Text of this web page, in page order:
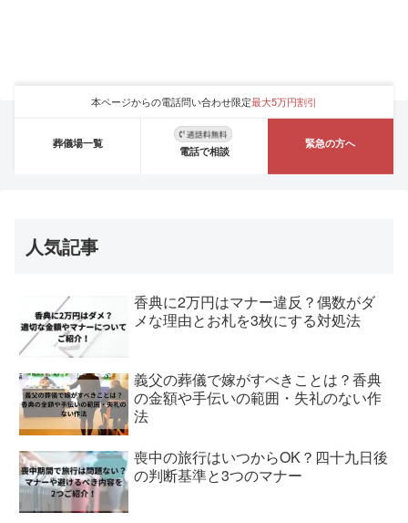
本ページからの電話問い合わせ限定最大5万円割引
葬儀場一覧
電話で相談
緊急の方へ
人気記事
香典に2万円はマナー違反？偶数がダ
メな理由とお札を3枚にする対処法
義父の葬儀で嫁がすべきことは？香典
の金額や手伝いの範囲・失礼のない作
法
喪中の旅行はいつからOK？四十九日後
の判断基準と3つのマナー